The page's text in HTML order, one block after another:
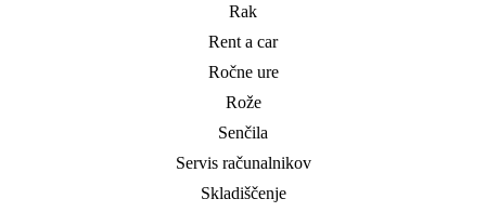
Rak
Rent a car
Ročne ure
Rože
Senčila
Servis računalnikov
Skladiščenje